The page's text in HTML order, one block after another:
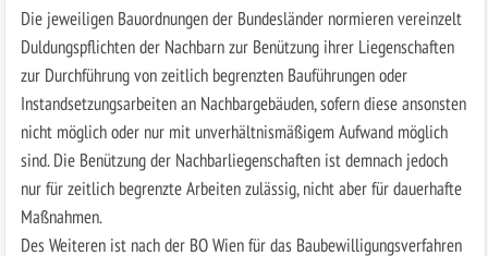
Die jeweiligen Bauordnungen der Bundesländer normieren vereinzelt
Duldungspflichten der Nachbarn zur Benützung ihrer Liegenschaften
zur Durchführung von zeitlich begrenzten Bauführungen oder
Instandsetzungsarbeiten an Nachbargebäuden, sofern diese ansonsten
nicht möglich oder nur mit unverhältnismäßigem Aufwand möglich
sind. Die Benützung der Nachbarliegenschaften ist demnach jedoch
nur für zeitlich begrenzte Arbeiten zulässig, nicht aber für dauerhafte
Maßnahmen.
Des Weiteren ist nach der BO Wien für das Baubewilligungsverfahren